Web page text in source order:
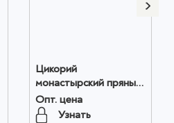
Цикорий
монастырский пряный
оптом
Опт. цена
Узнать